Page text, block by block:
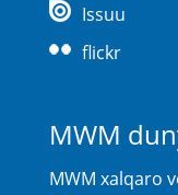
Issuu
flickr
MWM
MWM xalqaro